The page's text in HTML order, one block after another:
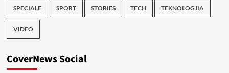
SPECIALE SPORT STORIES TECH TEKNOLOGJIA
VIDEO
CoverNews Social